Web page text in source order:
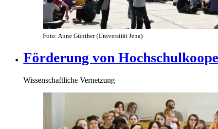
Foto: Anne Günther (Universität Jena)
Förderung von
Wissenschaftliche Vernetzung